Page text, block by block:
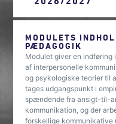
MODULETS
PÆDAGOGIK
Modulet giver en
af interpersonelle
og psykologiske teorier til
tages udgangspunkt i
spændende fra ansigt-til-
kommunikation, og der
forskellige kommunikative